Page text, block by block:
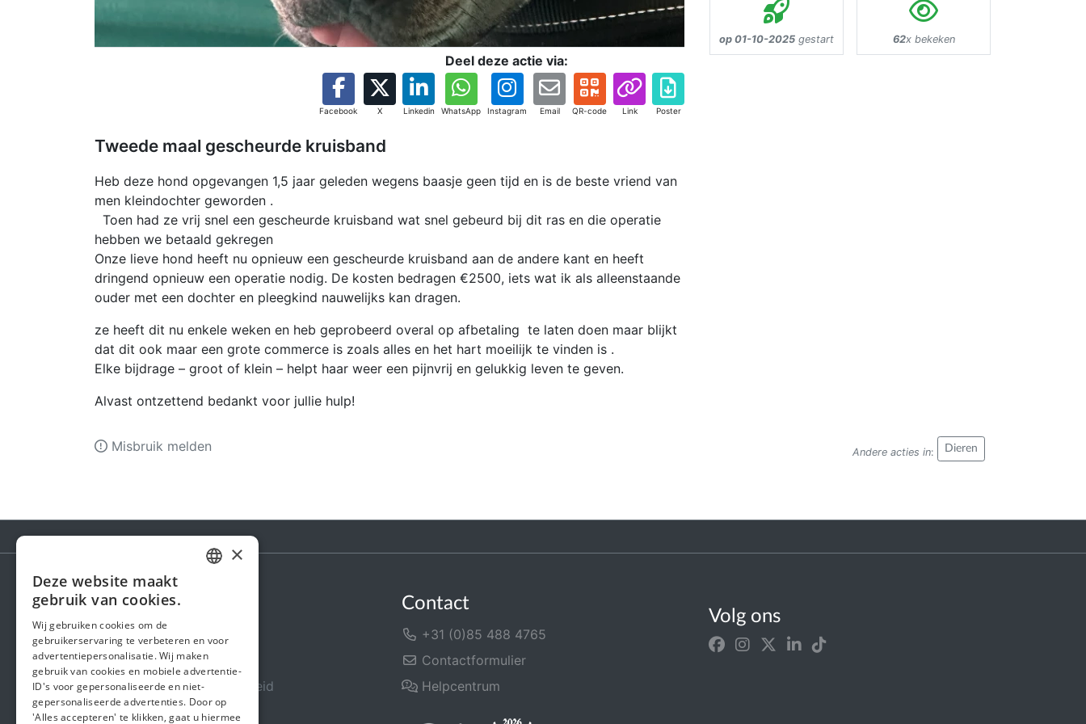
Deel deze actie via:
Facebook X Linkedin WhatsApp Instagram Email QR-code Link Poster
Tweede maal gescheurde kruisband
Heb deze hond opgevangen 1,5 jaar geleden wegens baasje geen tijd en is de beste vriend van
men kleindochter geworden .
Toen had ze vrij snel een gescheurde kruisband wat snel gebeurd bij dit ras en die operatie
hebben we betaald gekregen
Onze lieve hond heeft nu opnieuw een gescheurde kruisband aan de andere kant en heeft
dringend opnieuw een operatie nodig. De kosten bedragen €2500, iets wat ik als alleenstaande
ouder met een dochter en pleegkind nauwelijks kan dragen.
ze heeft dit nu enkele weken en heb geprobeerd overal op afbetaling te laten doen maar blijkt
dat dit ook maar een grote commerce is zoals alles en het hart moeilijk te vinden is .
Elke bijdrage – groot of klein – helpt haar weer een pijnvrij en gelukkig leven te geven.
Alvast ontzettend bedankt voor jullie hulp!
op 01-10-2025 gestart 62x bekeken
Andere acties in: Dieren
Misbruik melden
Steunactie
Over ons
In de media
Veiligheid & Betrouwbaarheid
Algemene voorwaarden
Contact
+31 (0)85 488 4765
Contactformulier
Helpcentrum
Volg ons
ENGLISH
×
Deze website maakt
gebruik van cookies.
Wij gebruiken cookies om de
gebruikerservaring te verbeteren en voor
advertentiepersonalisatie. Wij maken
gebruik van cookies en mobiele advertentie-
ID's voor gepersonaliseerde en niet-
gepersonaliseerde advertenties. Door op
'Alles accepteren' te klikken, gaat u hiermee